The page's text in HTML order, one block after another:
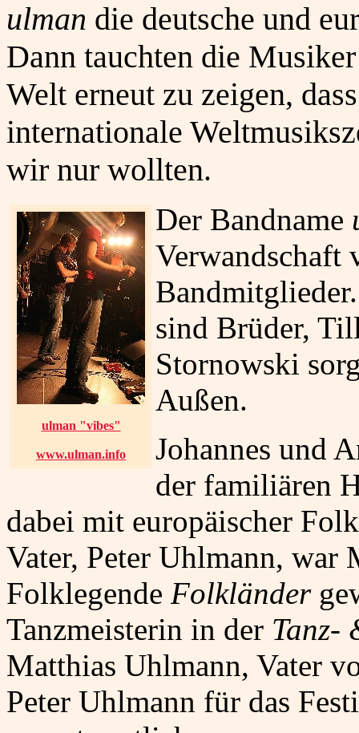
ulman die deutsche und
Dann tauchten die
Welt erneut zu zeigen,
internationale
wir nur wollten.
ulman "vibes"
www.ulman.info
Der Bandname
Verwandschaft
sind Brüder,
Stornowski
Außen.
Johannes und
der familiären
dabei mit europäischer
Vater, Peter Uhlmann, war
Folklegende Folkländer
Tanzmeisterin in der Tanz-
Matthias Uhlmann, Vater
Peter Uhlmann für das